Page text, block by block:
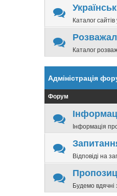
Каталог
Каталог
Адміністрація
Форум
Інформація
Відповіді на
Будемо вдячні